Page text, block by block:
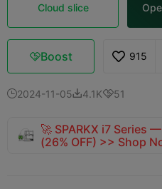
Cloud slice
Boost 915
2024-11-054.1K51
🚀 SPARKX i7 Series
(26% OFF) >> Shop